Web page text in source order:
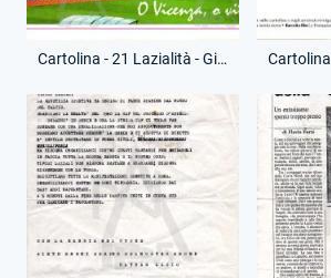
Cartolina - 21 Lazialità - Giugno 1987 - Lazio-L.R.Vicenza - Riproduzione Moderna - (Fronte)